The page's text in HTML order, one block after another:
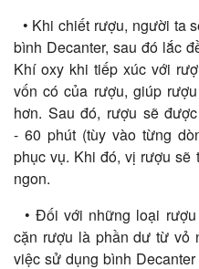
• Khi chiết rượu, người ta
bình Decanter, sau đó lắc
Khí oxy khi tiếp xúc với
vốn có của rượu, giúp
hơn. Sau đó, rượu sẽ
- 60 phút (tùy vào từng
phục vụ. Khi đó, vị rượu sẽ
ngon.
• Đối với những loại
cặn rượu là phần dư từ vỏ
việc sử dụng bình